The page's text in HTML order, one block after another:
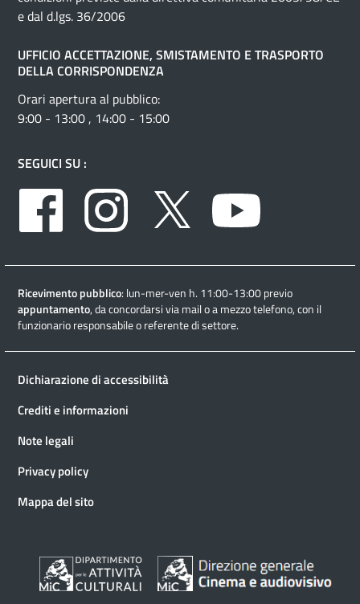
e dal d.lgs. 36/2006
UFFICIO ACCETTAZIONE, SMISTAMENTO E TRASPORTO
DELLA CORRISPONDENZA
Orari apertura al pubblico:
9:00 - 13:00 , 14:00 - 15:00
SEGUICI SU :
Facebook
Instagram Twitter
Ricevimento pubblico: lun-mer-ven h. 11:00-13:00 previo
appuntamento, da concordarsi via mail o a mezzo telefono, con il
funzionario responsabile o referente di settore.
Dichiarazione di accessibilità
Crediti e informazioni
Note legali
Privacy policy
Mappa del sito